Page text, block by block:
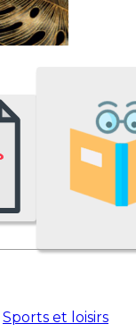
Sports et loisirs